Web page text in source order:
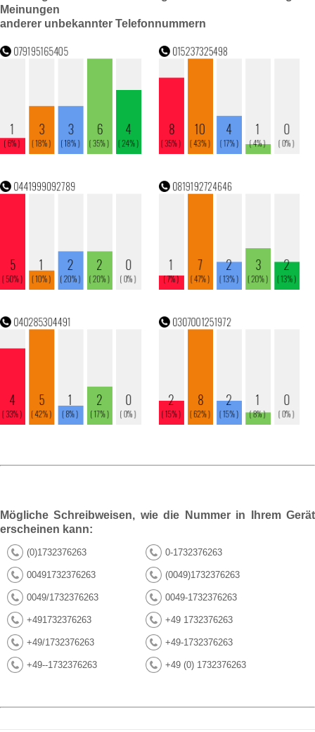
Meinungen
anderer unbekannter Telefonnummern
Mögliche Schreibweisen, wie die Nummer in Ihrem Gerät
erscheinen kann:
(0)1732376263 0-1732376263
00491732376263 (0049)1732376263
0049/1732376263 0049-1732376263
+491732376263 +49 1732376263
+49/1732376263 +49-1732376263
+49--1732376263 +49 (0) 1732376263